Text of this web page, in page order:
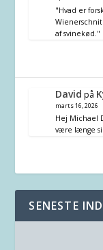
"Hvad er
af svinekød."
David på
marts 16, 2026
Hej Michael
være længe
SENESTE